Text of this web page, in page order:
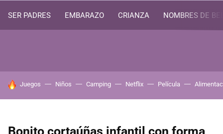
SER PADRES EMBARAZO CRIANZA NOMBRES DE
HOY SE HABLA DE
Juegos Niños Camping Netflix Película